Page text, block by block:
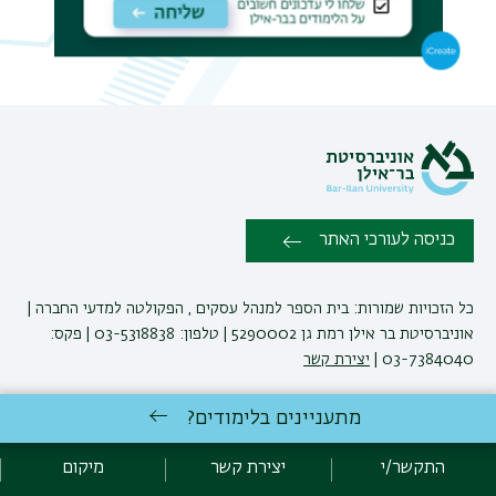
כניסה לעורכי האתר
כל הזכויות שמורות: בית הספר למנהל עסקים , הפקולטה למדעי החברה |
אוניברסיטת בר אילן רמת גן 5290002 | טלפון: 03-5318838 | פקס:
03-7384040 |
יצירת קשר
ביה"ס למינהל עסקים שומר לעצמו את הזכות לבצע שינויים והתאמות
ט.ל.ח
מתעניינים בלימודים?
התקשר/י יצירת קשר מיקום